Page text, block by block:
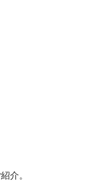
介。